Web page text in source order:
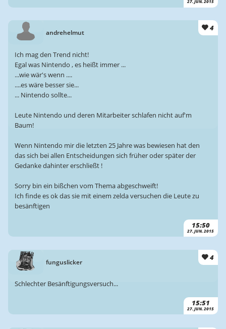
27. JUN. 2015
andrehelmut 4
15:50
27. JUN. 2015
Ich mag den Trend nicht!
Egal was Nintendo , es heißt immer ...
...wie wär's wenn ....
....es wäre besser sie...
... Nintendo sollte...
Leute Nintendo und deren Mitarbeiter schlafen nicht auf'm
Baum!
Wenn Nintendo mir die letzten 25 Jahre was bewiesen hat den
das sich bei allen Entscheidungen sich früher oder später der
Gedanke dahinter erschließt !
Sorry bin ein bißchen vom Thema abgeschweift!
Ich finde es ok das sie mit einem zelda versuchen die Leute zu
besänftigen
funguslicker
4
15:51
27. JUN. 2015
Schlechter Besänftigungsversuch...